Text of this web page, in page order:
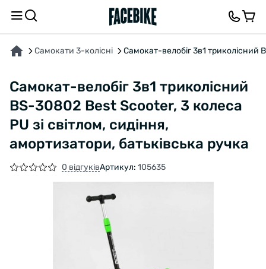
Самокати 3-колісні Самокат-велобіг 3в1 триколісний
Самокат-велобіг 3в1 триколісний
BS-30802 Best Scooter, 3 колеса
PU зі світлом, сидіння,
амортизатори, батьківська ручка
0 відгуківАртикул: 105635
ПРО ТОВАР ХАРАКТЕРИСТИКИВІДГУКИ ТА ЗАПИТАННЯ